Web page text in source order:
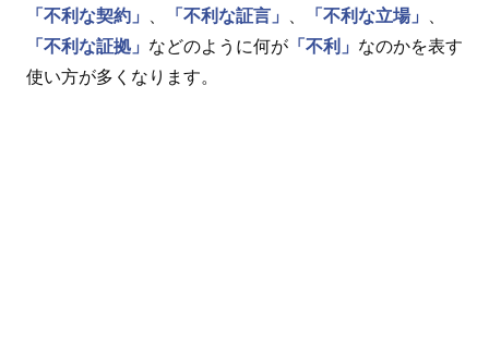
「不利な契約」 「不利な証言」 「不利な立場」
「不利な証拠」 などのように何が 「不利」 なのかを表す
使い方が多くなります。